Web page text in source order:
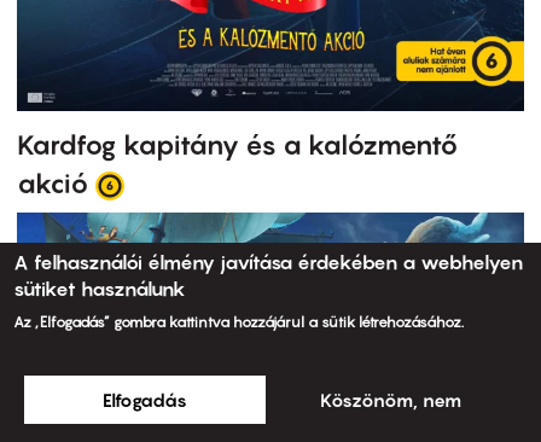
Kardfog kapitány és a kalózmentő
akció
A felhasználói élmény javítása érdekében a webhelyen
sütiket használunk
Az „Elfogadás” gombra kattintva hozzájárul a sütik létrehozásához.
Elfogadás Köszönöm, nem